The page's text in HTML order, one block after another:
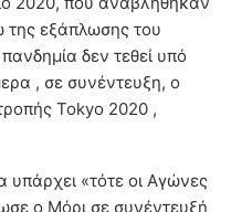
της εξάπλωσης του
δεν τεθεί υπό
, σε συνέντευξη, ο
Tokyo 2020 ,
υπάρχει «τότε οι Αγώνες
ο Μόρι σε συνέντευξή